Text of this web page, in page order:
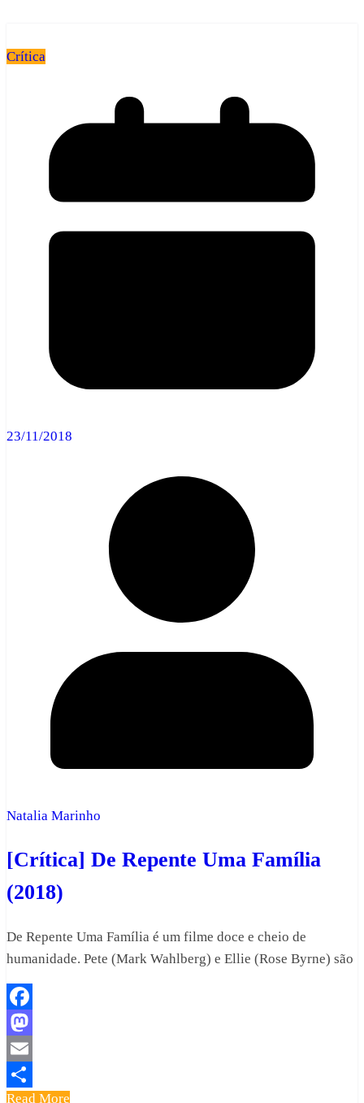
Crítica
23/11/2018
Natalia Marinho
[Crítica] De Repente Uma Família
(2018)
De Repente Uma Família é um filme doce e cheio de
humanidade. Pete (Mark Wahlberg) e Ellie (Rose Byrne) são
Facebook
Mastodon
Email
Read More